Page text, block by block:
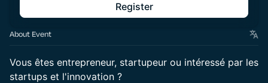
Register
About Event
Vous êtes entrepreneur, startupeur ou intéressé par les
startups et l'innovation ?